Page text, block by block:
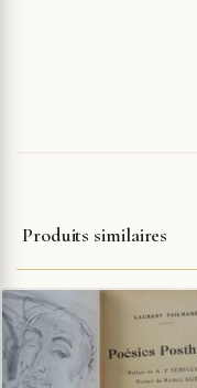
Produits similaires